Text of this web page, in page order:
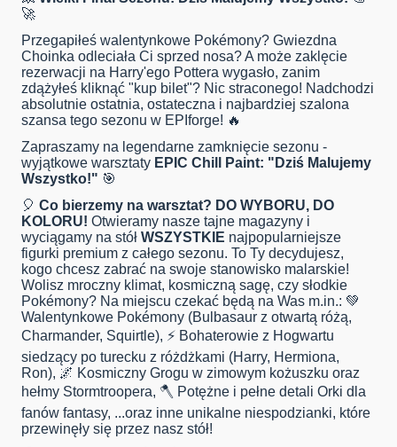
🚀
Przegapiłeś walentynkowe Pokémony? Gwiezdna
Choinka odleciała Ci sprzed nosa? A może zaklęcie
rezerwacji na Harry'ego Pottera wygasło, zanim
zdążyłeś kliknąć "kup bilet"? Nic straconego! Nadchodzi
absolutnie ostatnia, ostateczna i najbardziej szalona
szansa tego sezonu w EPIforge! 🔥
Zapraszamy na legendarne zamknięcie sezonu -
wyjątkowe warsztaty EPIC Chill Paint: "Dziś Malujemy
Wszystko!" 🎯
🎈 Co bierzemy na warsztat? DO WYBORU, DO
KOLORU! Otwieramy nasze tajne magazyny i
wyciągamy na stół WSZYSTKIE najpopularniejsze
figurki premium z całego sezonu. To Ty decydujesz,
kogo chcesz zabrać na swoje stanowisko malarskie!
Wolisz mroczny klimat, kosmiczną sagę, czy słodkie
Pokémony? Na miejscu czekać będą na Was m.in.: 💚
Walentynkowe Pokémony (Bulbasaur z otwartą różą,
Charmander, Squirtle), ⚡ Bohaterowie z Hogwartu
siedzący po turecku z różdżkami (Harry, Hermiona,
Ron), 🌌 Kosmiczny Grogu w zimowym kożuszku oraz
hełmy Stormtroopera, 🪓 Potężne i pełne detali Orki dla
fanów fantasy, ...oraz inne unikalne niespodzianki, które
przewinęły się przez nasz stół!